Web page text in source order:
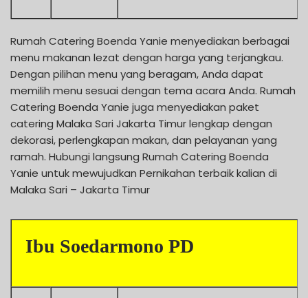
Rumah Catering Boenda Yanie menyediakan berbagai
menu makanan lezat dengan harga yang terjangkau.
Dengan pilihan menu yang beragam, Anda dapat
memilih menu sesuai dengan tema acara Anda. Rumah
Catering Boenda Yanie juga menyediakan paket
catering Malaka Sari Jakarta Timur lengkap dengan
dekorasi, perlengkapan makan, dan pelayanan yang
ramah. Hubungi langsung Rumah Catering Boenda
Yanie untuk mewujudkan Pernikahan terbaik kalian di
Malaka Sari – Jakarta Timur
Ibu Soedarmono PD